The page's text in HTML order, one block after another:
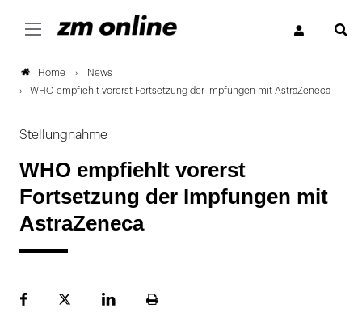
Home
News
WHO empfiehlt vorerst Fortsetzung der Impfungen mit Astra­Zeneca
Stellungnahme
WHO empfiehlt vorerst
Fortsetzung der Impfungen mit
Astra­Zeneca
FacebookPlattformLinekdInSeite